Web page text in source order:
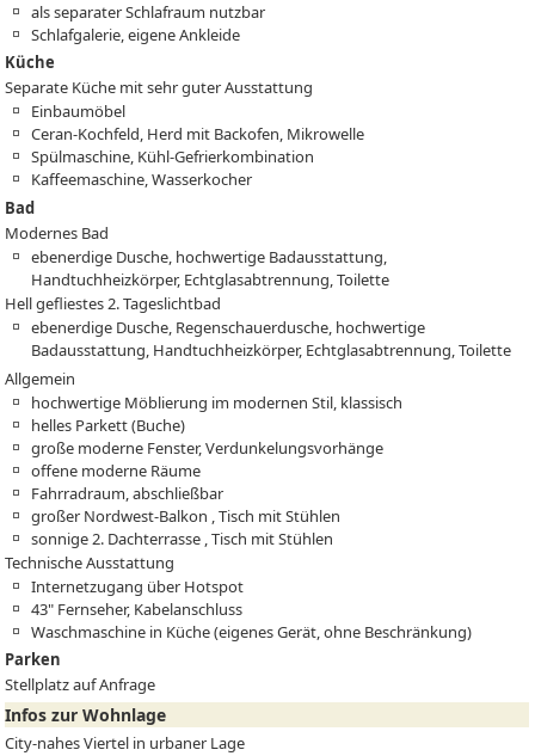
als separater Schlafraum nutzbar
Schlafgalerie, eigene Ankleide
Küche
Separate Küche mit sehr guter Ausstattung
Einbaumöbel
Ceran-Kochfeld, Herd mit Backofen, Mikrowelle
Spülmaschine, Kühl-Gefrierkombination
Kaffeemaschine, Wasserkocher
Bad
Modernes Bad
ebenerdige Dusche, hochwertige Badausstattung,
Handtuchheizkörper, Echtglasabtrennung, Toilette
Hell gefliestes 2. Tageslichtbad
ebenerdige Dusche, Regenschauerdusche, hochwertige
Badausstattung, Handtuchheizkörper, Echtglasabtrennung, Toilette
Allgemein
hochwertige Möblierung im modernen Stil, klassisch
helles Parkett (Buche)
große moderne Fenster, Verdunkelungsvorhänge
offene moderne Räume
Fahrradraum, abschließbar
großer Nordwest-Balkon , Tisch mit Stühlen
sonnige 2. Dachterrasse , Tisch mit Stühlen
Technische Ausstattung
Internetzugang über Hotspot
43" Fernseher, Kabelanschluss
Waschmaschine in Küche (eigenes Gerät, ohne Beschränkung)
Parken
Stellplatz auf Anfrage
Infos zur Wohnlage
City-nahes Viertel in urbaner Lage